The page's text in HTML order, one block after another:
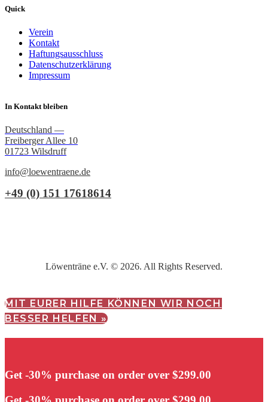
Quick
Verein
Kontakt
Haftungsausschluss
Datenschutzerklärung
Impressum
In Kontakt bleiben
Deutschland —
Freiberger Allee 10
01723 Wilsdruff
info@loewentraene.de
+49 (0) 151 17618614
Löwenträne e.V. © 2026. All Rights Reserved.
MIT EURER HILFE KÖNNEN WIR NOCH
BESSER HELFEN »
Get -30% purchase on order over $299.00